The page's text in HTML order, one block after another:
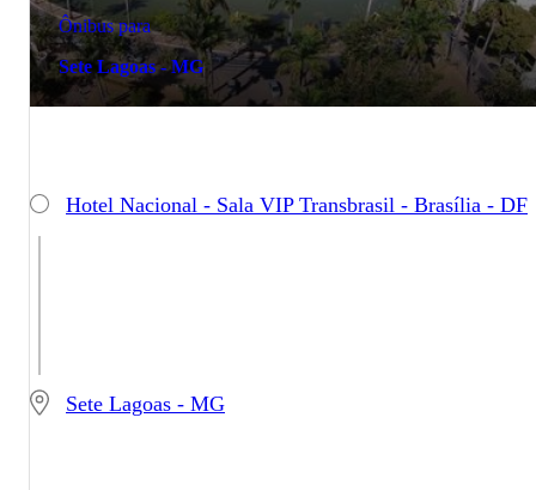
Ônibus para
Sete Lagoas - MG
Hotel Nacional - Sala VIP Transbrasil - Brasília - DF
Sete Lagoas - MG